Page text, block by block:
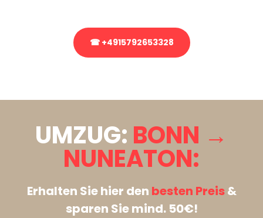
☎ +4915792653328
UMZUG: BONN →
NUNEATON:
Erhalten Sie hier den besten Preis&
sparen Sie mind. 50€!